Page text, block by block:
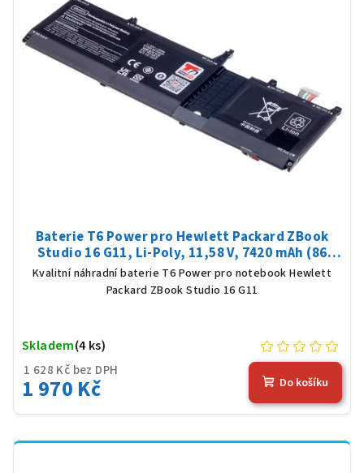
Baterie T6 Power pro Hewlett Packard ZBook
Studio 16 G11, Li-Poly, 11,58 V, 7420 mAh (86
Wh), černá
Kvalitní náhradní baterie T6 Power pro notebook Hewlett
Packard ZBook Studio 16 G11
1 628 Kč bez DPH
1 970 Kč
Skladem(4 ks)
Do košíku